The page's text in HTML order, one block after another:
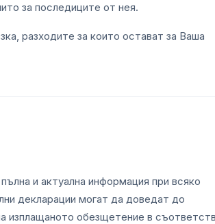
за последиците от нея.
разходите за които остават за Ваша
и актуална информация при всяко
декларации могат да доведат до
изплащаното обезщетение в